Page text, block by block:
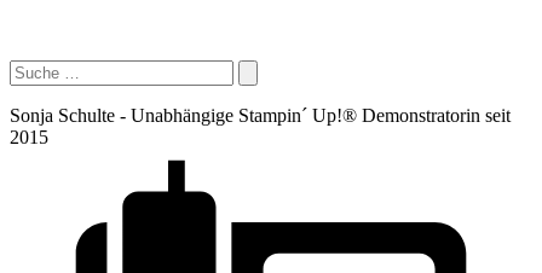
Sonja Schulte - Unabhängige Stampin´ Up!® Demonstratorin seit
2015